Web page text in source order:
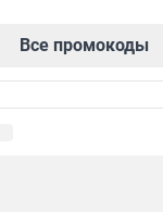
Все промокоды